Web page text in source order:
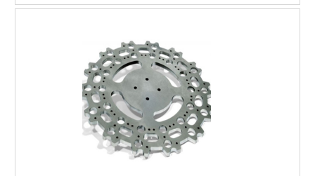
elétrico, proporcionando rápido retorno sobre
o investimento e competitividade no
fornecimento de peças sob medida.